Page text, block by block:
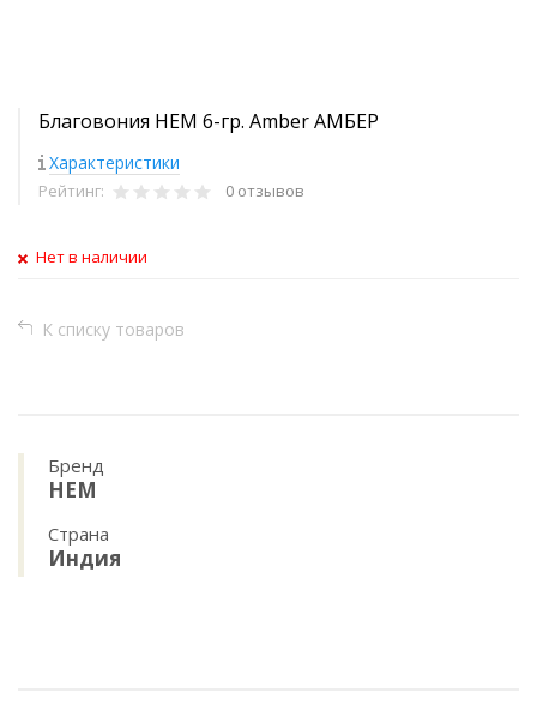
Благовония HEM 6-гр. Amber АМБЕР
Характеристики
Рейтинг: 0 отзывов
Нет в наличии
К списку товаров
Бренд
HEM
Страна
Индия